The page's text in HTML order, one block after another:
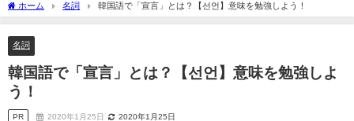
ホーム 名詞 韓国語で「宣言」とは？【선언】意味を勉強しよう！
名詞
韓国語で「宣言」とは？【선언】意味を勉強しよ
う！
PR 2020年1月25日 2020年1月25日